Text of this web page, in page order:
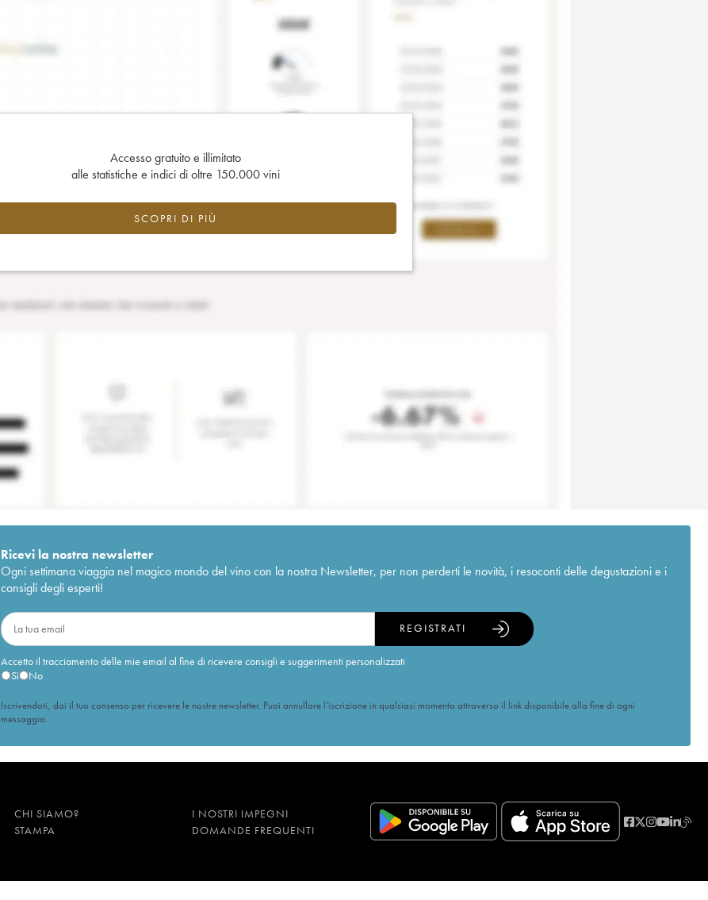
Accesso gratuito e illimitato
alle statistiche e indici di oltre 150.000 vini
SCOPRI DI PIÙ
Ricevi la nostra newsletter
Ogni settimana viaggia nel magico mondo del vino con la nostra Newsletter, per non perderti le novità, i resoconti delle degustazioni e i
consigli degli esperti!
Accetto il tracciamento delle mie email al fine di ricevere consigli e suggerimenti personalizzati
Sì
No
REGISTRATI
Iscrivendoti, dai il tuo consenso per ricevere le nostre newsletter. Puoi annullare l’iscrizione in qualsiasi momento attraverso il link disponibile alla fine di ogni
messaggio.
CHI SIAMO?
I NOSTRI IMPEGNI
STAMPA DOMANDE FREQUENTI